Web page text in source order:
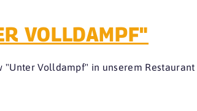
VOLLDAMPF"
"Unter Volldampf" in unserem